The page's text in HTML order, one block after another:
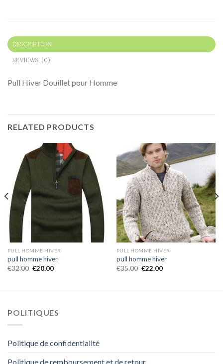
DESCRIPTION
REVIEWS (0)
Pull Hiver Douillet pour Homme
RELATED PRODUCTS
PULL HOMME HIVER
pull homme hiver
€32.00 €20.00
PULL HOMME HIVER
pull homme hiver
€35.00 €22.00
POLITIQUES
Politique de confidentialité
Politique de remboursement et de retour